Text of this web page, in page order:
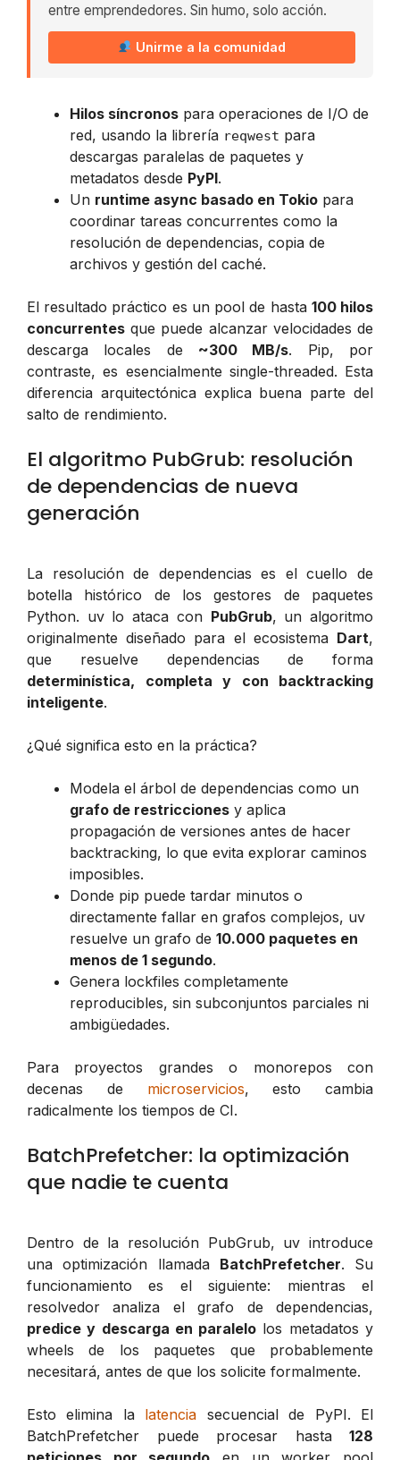
entre emprendedores. Sin humo, solo acción.
Unirme a la comunidad
Hilos síncronos para operaciones de I/O de
red, usando la librería reqwest para
descargas paralelas de paquetes y
metadatos desde PyPI.
Un runtime async basado en Tokio para
coordinar tareas concurrentes como la
resolución de dependencias, copia de
archivos y gestión del caché.
El resultado práctico es un pool de hasta 100 hilos
concurrentes que puede alcanzar velocidades de
descarga locales de ~300 MB/s. Pip, por
contraste, es esencialmente single-threaded. Esta
diferencia arquitectónica explica buena parte del
salto de rendimiento.
El algoritmo PubGrub: resolución
de dependencias de nueva
generación
La resolución de dependencias es el cuello de
botella histórico de los gestores de paquetes
Python. uv lo ataca con PubGrub, un algoritmo
originalmente diseñado para el ecosistema Dart,
que resuelve dependencias de forma
determinística, completa y con backtracking
inteligente.
¿Qué significa esto en la práctica?
Modela el árbol de dependencias como un
grafo de restricciones y aplica
propagación de versiones antes de hacer
backtracking, lo que evita explorar caminos
imposibles.
Donde pip puede tardar minutos o
directamente fallar en grafos complejos, uv
resuelve un grafo de 10.000 paquetes en
menos de 1 segundo.
Genera lockfiles completamente
reproducibles, sin subconjuntos parciales ni
ambigüedades.
Para proyectos grandes o monorepos con
decenas de microservicios, esto cambia
radicalmente los tiempos de CI.
BatchPrefetcher: la optimización
que nadie te cuenta
Dentro de la resolución PubGrub, uv introduce
una optimización llamada BatchPrefetcher. Su
funcionamiento es el siguiente: mientras el
resolvedor analiza el grafo de dependencias,
predice y descarga en paralelo los metadatos y
wheels de los paquetes que probablemente
necesitará, antes de que los solicite formalmente.
Esto elimina la latencia secuencial de PyPI. El
BatchPrefetcher puede procesar hasta 128